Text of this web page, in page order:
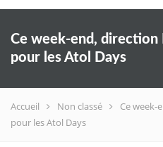
Ce week-end, direction
pour les Atol Days
Accueil Non classé
Ce week-
pour les Atol Days